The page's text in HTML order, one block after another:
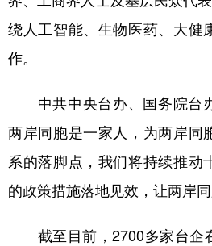
北京 天津
浙江 安徽
山东 河南
广东 广西
四川 贵州
陕西 甘肃
绕人工智能、生物医药、大健
作。
中共中央台办、国务院台
两岸同胞是一家人，为两岸同
系的落脚点，我们将持续推动
的政策措施落地见效，让两岸同
截至目前，2700多家台企